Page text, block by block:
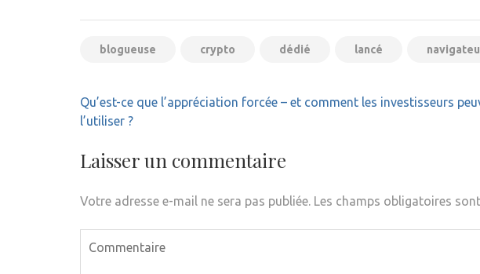
blogueuse crypto dédié lancé
Navigation
de
Qu’est-ce que l’appréciation forcée – et comment les investisseurs
l’utiliser ?
Laisser un commentaire
Votre adresse e-mail ne sera pas publiée. Les champs obligatoires